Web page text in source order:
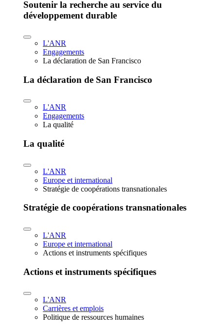
Soutenir la recherche au service du
développement durable
L'ANR
Engagements
La déclaration de San Francisco
La déclaration de San Francisco
L'ANR
Engagements
La qualité
La qualité
L'ANR
Europe et international
Stratégie de coopérations transnationales
Stratégie de coopérations transnationales
L'ANR
Europe et international
Actions et instruments spécifiques
Actions et instruments spécifiques
L'ANR
Carrières et emplois
Politique de ressources humaines